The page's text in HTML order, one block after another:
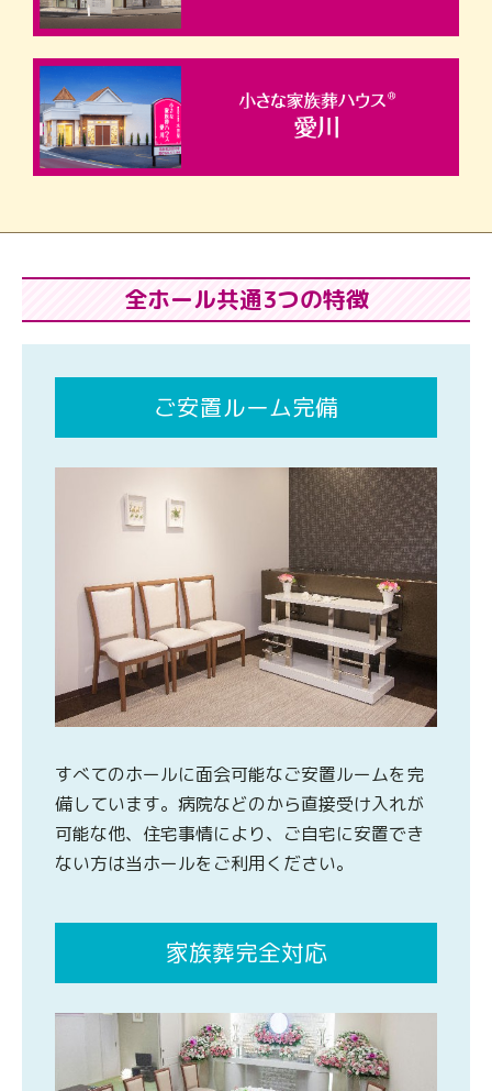
全ホール共通3つの特徴
ご安置ルーム完備
すべてのホールに面会可能なご安置ルームを完
備しています。病院などのから直接受け入れが
可能な他、住宅事情により、ご自宅に安置でき
ない方は当ホールをご利用ください。
家族葬完全対応